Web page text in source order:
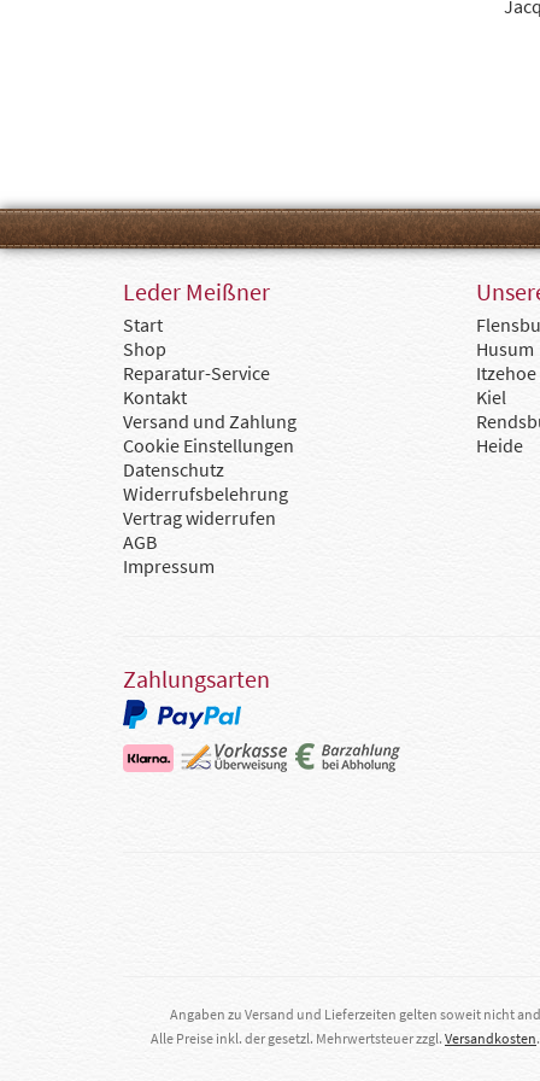
Leder Meißner
Start
Shop
Reparatur-Service
Kontakt
Versand und Zahlung
Cookie Einstellungen
Datenschutz
Widerrufsbelehrung
Vertrag widerrufen
AGB
Impressum
Husum
Itzehoe
Kiel
Heide
Zahlungsarten
Angaben zu Versand und Lieferzeiten gelten soweit nicht
Alle Preise inkl. der gesetzl. Mehrwertsteuer zzgl. Versandkosten